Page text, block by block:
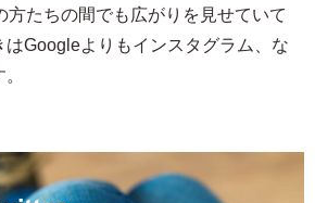
方たちの間でも広がりを見せていて
Googleよりもインスタグラム、な